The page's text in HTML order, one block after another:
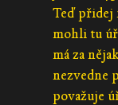
Teď přidej
mohli tu
má za
nezvedne
považuje